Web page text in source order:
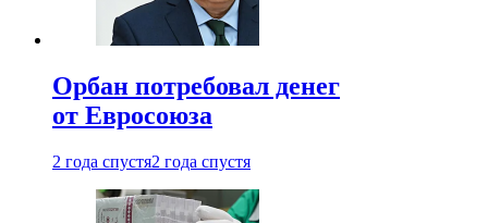
Орбан потребовал денег
от Евросоюза
2 года спустя2 года спустя